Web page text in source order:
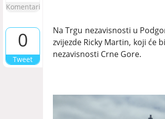
Komentari
0
Tweet
Na Trgu nezavisnosti u
zvijezde Ricky Martin, koji će
nezavisnosti Crne Gore.